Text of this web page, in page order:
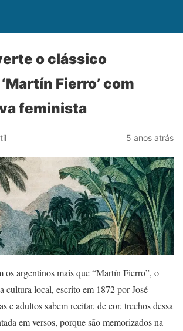
o clássico
Fierro’ com
feminista
5 anos atrás
os argentinos mais que “Martín Fierro”, o
cultura local, escrito em 1872 por José
e adultos sabem recitar, de cor, trechos dessa
em versos, porque são memorizados na